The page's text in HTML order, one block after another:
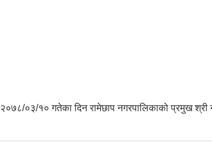
०३/१० गतेका दिन रामेछाप नगरपालिकाको प्रमुख श्री
तथा बजेट